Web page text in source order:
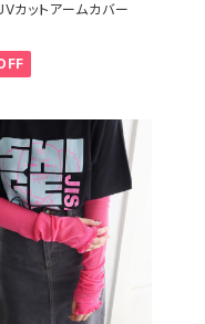
カットアームカバー